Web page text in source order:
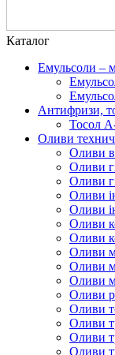
Каталог
Емульсоли –
Антифризи,
Тосол
Оливи
Оливи
Оливи
Оливи
Оливи
Оливи
Оливи
Оливи
Оливи
Оливи
Оливи
Оливи
Оливи
Оливи
Оливи
Оливи